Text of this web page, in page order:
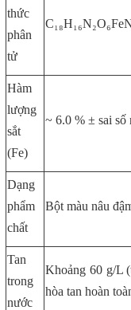
thức
phân
tử
Hàm
lượng
sắt
(Fe)
~ 6.0 % ± sai số
Dạng
phẩm
chất
Bột màu nâu
Tan
trong
nước
Khoảng 60 g/L
hòa tan hoàn